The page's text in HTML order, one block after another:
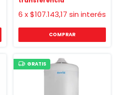
6 x$107.143,17 sin interés
GRATIS